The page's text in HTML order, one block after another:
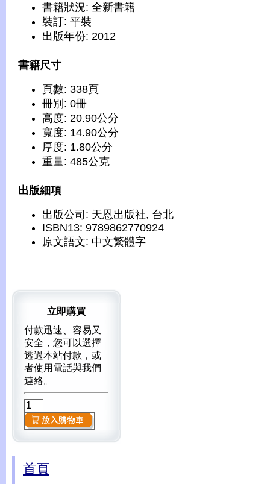
書籍狀況: 全新書籍
裝訂: 平裝
出版年份: 2012
書籍尺寸
頁數: 338頁
冊別: 0冊
高度: 20.90公分
寬度: 14.90公分
厚度: 1.80公分
重量: 485公克
出版細項
出版公司: 天恩出版社, 台北
ISBN13: 9789862770924
原文語文: 中文繁體字
立即購買
付款迅速、容易又
安全，您可以選擇
透過本站付款，或
者使用電話與我們
連絡。
首頁